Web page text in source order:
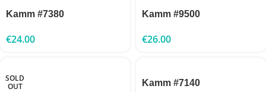
Kamm #7380
€24.00
Kamm #9500
€26.00
SOLD
OUT
Kamm #7140